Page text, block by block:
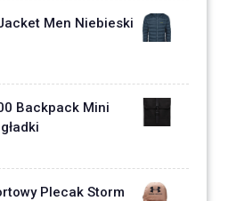
Men Niebieski
Backpack Mini
Plecak Storm